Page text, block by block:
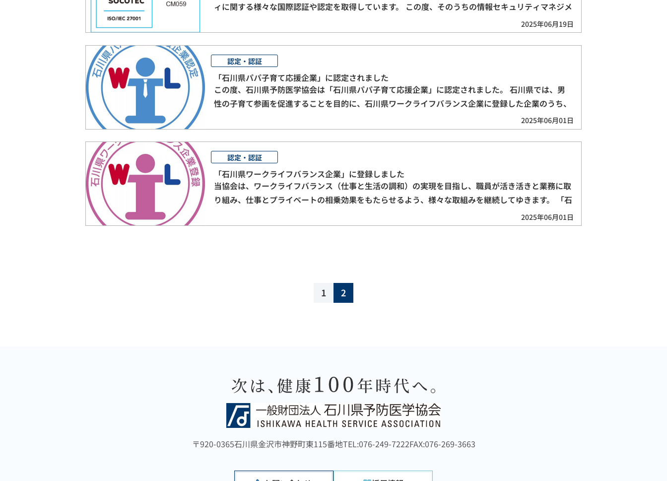
ィに関する様々な国際認証や認定を取得しています。 この度、そのうちの情報セキュリティマネジメ
2025年06月19日
認定・認証
「石川県パパ子育て応援企業」に認定されました
この度、石川県予防医学協会は「石川県パパ子育て応援企業」に認定されました。 石川県では、男
性の子育て参画を促進することを目的に、石川県ワークライフバランス企業に登録した企業のうち、
2025年06月01日
認定・認証
「石川県ワークライフバランス企業」に登録しました
当協会は、ワークライフバランス（仕事と生活の調和）の実現を目指し、職員が活き活きと業務に取
り組み、仕事とプライベートの相乗効果をもたらせるよう、様々な取組みを継続してゆきます。 「石
2025年06月01日
1 2
〒920-0365石川県金沢市神野町東115番地TEL:076-249-7222FAX:076-269-3663